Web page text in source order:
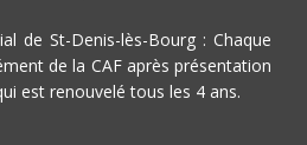
de St-Denis-lès-Bourg : Chaque
de la CAF après présentation
est renouvelé tous les 4 ans.